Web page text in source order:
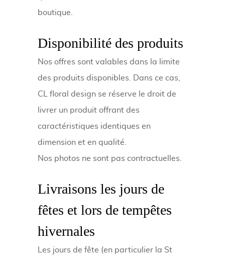
boutique.
Disponibilité des produits
Nos offres sont valables dans la limite
des produits disponibles. Dans ce cas,
CL floral design se réserve le droit de
livrer un produit offrant des
caractéristiques identiques en
dimension et en qualité.
Nos photos ne sont pas contractuelles.
Livraisons les jours de
fêtes et lors de tempêtes
hivernales
Les jours de fête (en particulier la St